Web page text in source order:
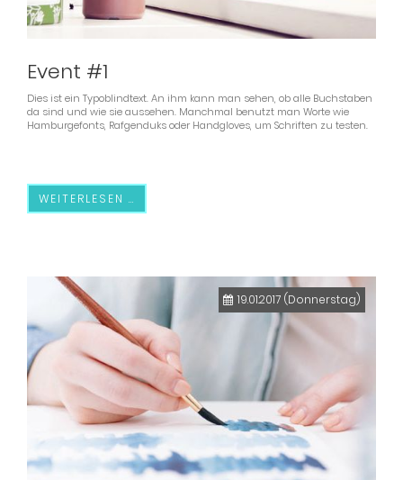
Event #1
Dies ist ein Typoblindtext. An ihm kann man sehen, ob alle Buchstaben
da sind und wie sie aussehen. Manchmal benutzt man Worte wie
Hamburgefonts, Rafgenduks oder Handgloves, um Schriften zu testen.
WEITERLESEN …
19.01.2017 (Donnerstag)